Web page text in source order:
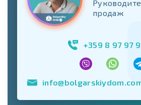
продаж
+359 8 97 97